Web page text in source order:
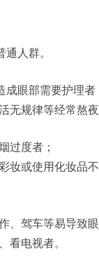
人群。
成眼部需要护理者
无规律等经常熬夜
过度者；
妆或使用化妆品不
、驾车等易导致眼
看电视者。